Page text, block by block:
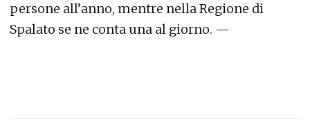
persone all’anno, mentre nella Regione di
Spalato se ne conta una al giorno. —